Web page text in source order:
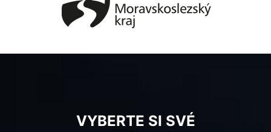
VYBERTE SI SVÉ